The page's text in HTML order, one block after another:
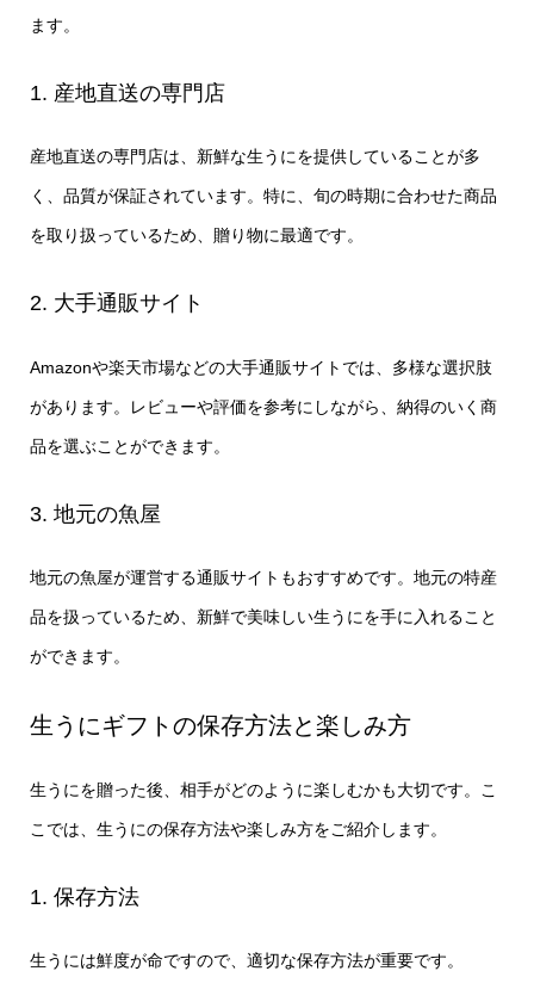
ます。
1. 産地直送の専門店
産地直送の専門店は、新鮮な生うにを提供していることが多
く、品質が保証されています。特に、旬の時期に合わせた商品
を取り扱っているため、贈り物に最適です。
2. 大手通販サイト
Amazonや楽天市場などの大手通販サイトでは、多様な選択肢
があります。レビューや評価を参考にしながら、納得のいく商
品を選ぶことができます。
3. 地元の魚屋
地元の魚屋が運営する通販サイトもおすすめです。地元の特産
品を扱っているため、新鮮で美味しい生うにを手に入れること
ができます。
生うにギフトの保存方法と楽しみ方
生うにを贈った後、相手がどのように楽しむかも大切です。こ
こでは、生うにの保存方法や楽しみ方をご紹介します。
1. 保存方法
生うには鮮度が命ですので、適切な保存方法が重要です。